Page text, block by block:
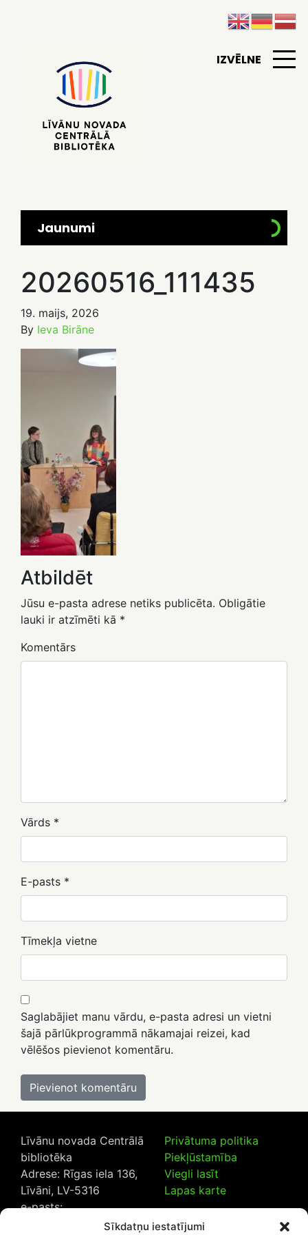
Sīkdatņu iestatījumi
IZVĒLNE
Jaunumi
20260516_111435
19. maijs, 2026
By Ieva Birāne
Atbildēt
Jūsu e-pasta adrese netiks publicēta. Obligātie
lauki ir atzīmēti kā *
Komentārs
Vārds *
E-pasts *
Tīmekļa vietne
Saglabājiet manu vārdu, e-pasta adresi un vietni
šajā pārlūkprogrammā nākamajai reizei, kad
vēlēšos pievienot komentāru.
Līvānu novada Centrālā
bibliotēka
Adrese: Rīgas iela 136,
Līvāni, LV-5316
e-pasts:
Privātuma politika
Piekļūstamība
Viegli lasīt
Lapas karte